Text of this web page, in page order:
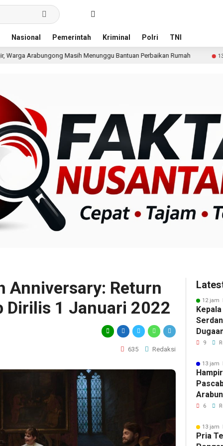
Nasional Pemerintah Kriminal Polri TNI
Menunggu Bantuan Perbaikan Rumah 13 jam lalu Pria
Anniversary: Return
Dirilis 1 Januari 2022
635 Redaksi
12 jam
Jalur
9
13 jam
6
13 jam
Pria